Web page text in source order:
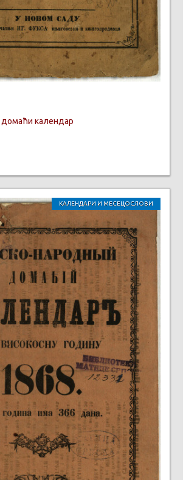
календар
КАЛЕНДАРИ И МЕСЕЦОСЛОВИ